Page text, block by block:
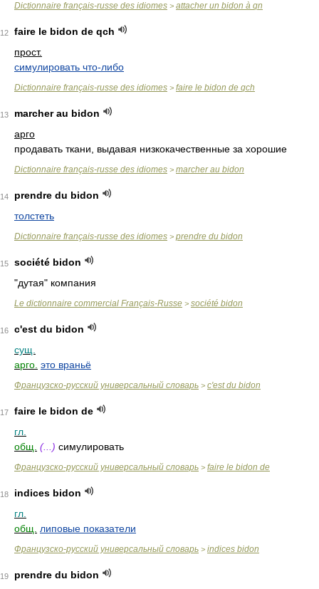
Dictionnaire français-russe des idiomes > attacher un bidon à qn
12
faire le bidon de qch
прост.
симулировать что-либо
Dictionnaire français-russe des idiomes > faire le bidon de qch
13
marcher au bidon
арго
продавать ткани, выдавая низкокачественные за хорошие
Dictionnaire français-russe des idiomes > marcher au bidon
14
prendre du bidon
толстеть
Dictionnaire français-russe des idiomes > prendre du bidon
15
société bidon
"дутая" компания
Le dictionnaire commercial Français-Russe > société bidon
16
c'est du bidon
сущ.
арго. это враньё
Французско-русский универсальный словарь > c'est du bidon
17
faire le bidon de
гл.
общ. (...) симулировать
Французско-русский универсальный словарь > faire le bidon de
18
indices bidon
гл.
общ.
липовые показатели
Французско-русский универсальный словарь > indices bidon
19
prendre du bidon